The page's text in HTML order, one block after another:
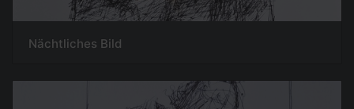
Nächtliches Bild